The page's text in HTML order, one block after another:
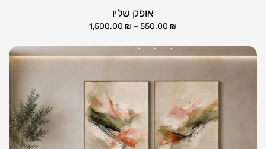
אופק שליו
550.00 ₪
–
1,500.00 ₪